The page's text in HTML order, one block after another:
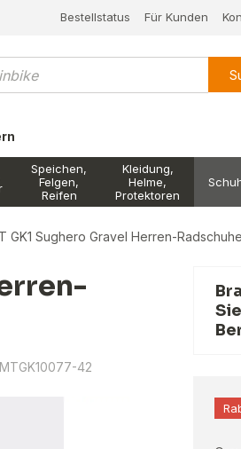
Bestellstatus Für Kunden
Speichen,
Felgen,
Reifen
Kleidung,
Helme,
Protektoren
GK1 Sughero Gravel Herren-Radschuhe
42
Sie